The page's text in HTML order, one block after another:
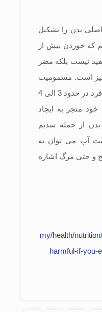
بدن را تشکیل
که خوردن بیش از
نیست بلکه مضر
نیز است. مسمومیت
آب زمانی اتفاق می افتد که فرد در حدود 3 الی 4
منجر به ایجاد
بدن از جمله سدیم
آب می توان به
و حتی مرگ اشاره
my/health/
harmful-if-you-